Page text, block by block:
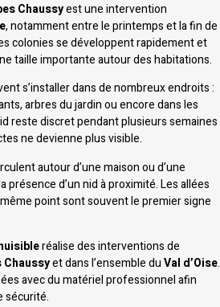
Chaussyest une intervention
, notamment entre le printemps et la fin de
colonies se développent rapidement et
taille importante autour des habitations.
s’installer dans de nombreux endroits :
arbres du jardin ou encore dans les
reste discret pendant plusieurs semaines
ne devienne plus visible.
autour d’une maison ou d’une
présence d’un nid à proximité. Les allées
point sont souvent le premier signe
réalise des interventions de
et dans l’ensemble duVal d’Oise.
avec du matériel professionnel afin
sécurité.